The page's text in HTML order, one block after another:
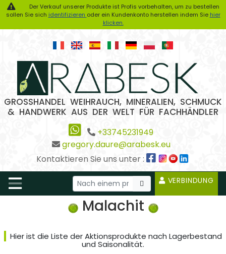
Der Verkauf unserer Produkte ist Profis vorbehalten, um zu bestellen
sollen Sie sich identifizieren oder ein Kundenkonto herstellen indem Sie hier
klicken.
GROSSHANDEL WEIHRAUCH, MINERALIEN, SCHMUCK
& HANDWERK AUS DER WELT FÜR FACHHÄNDLER
+33745231949
gregory.daure@arabesk.eu
Kontaktieren Sie uns unter :
VERBINDUNG
Malachit
Hier ist die Liste der Aktionsprodukte nach Lagerbestand
und Saisonalität.